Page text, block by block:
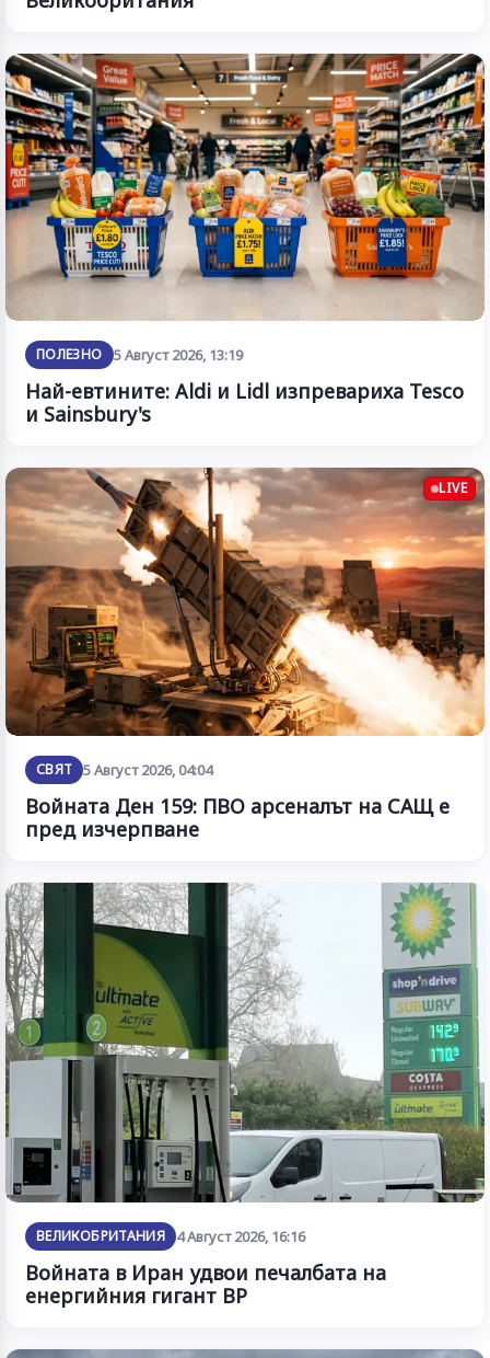
ПОЛЕЗНО 5 Август 2026, 13:19
Най-евтините: Aldi и Lidl изпревариха Tesco
и Sainsbury's
LIVE
СВЯТ 5 Август 2026, 04:04
Войната Ден 159: ПВО арсеналът на САЩ е
пред изчерпване
ВЕЛИКОБРИТАНИЯ 4 Август 2026, 16:16
Войната в Иран удвои печалбата на
енергийния гигант BP